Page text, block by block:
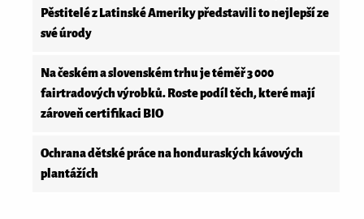
Pěstitelé z Latinské Ameriky představili to nejlepší ze
své úrody
Na českém a slovenském trhu je téměř 3 000
fairtradových výrobků. Roste podíl těch, které mají
zároveň certifikaci BIO
Ochrana dětské práce na honduraských kávových
plantážích